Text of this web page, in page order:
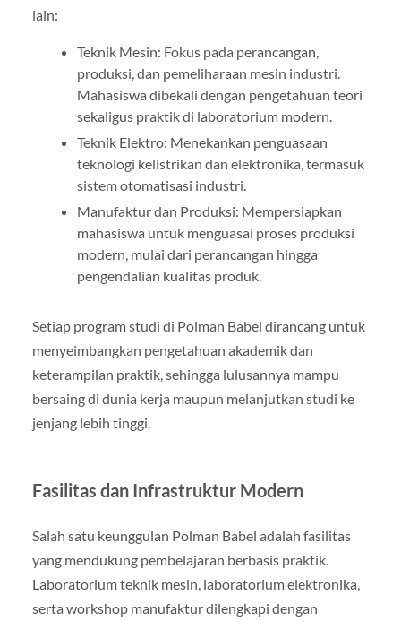
lain:
Teknik Mesin: Fokus pada perancangan,
produksi, dan pemeliharaan mesin industri.
Mahasiswa dibekali dengan pengetahuan teori
sekaligus praktik di laboratorium modern.
Teknik Elektro: Menekankan penguasaan
teknologi kelistrikan dan elektronika, termasuk
sistem otomatisasi industri.
Manufaktur dan Produksi: Mempersiapkan
mahasiswa untuk menguasai proses produksi
modern, mulai dari perancangan hingga
pengendalian kualitas produk.
Setiap program studi di Polman Babel dirancang untuk
menyeimbangkan pengetahuan akademik dan
keterampilan praktik, sehingga lulusannya mampu
bersaing di dunia kerja maupun melanjutkan studi ke
jenjang lebih tinggi.
Fasilitas dan Infrastruktur Modern
Salah satu keunggulan Polman Babel adalah fasilitas
yang mendukung pembelajaran berbasis praktik.
Laboratorium teknik mesin, laboratorium elektronika,
serta workshop manufaktur dilengkapi dengan